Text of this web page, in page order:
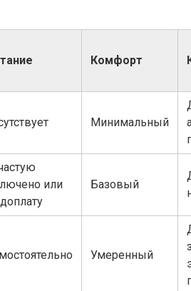
Комфорт
Минимальный
или
Базовый
Умеренный